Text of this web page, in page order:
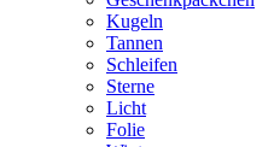
Kugeln
Tannen
Schleifen
Sterne
Licht
Folie